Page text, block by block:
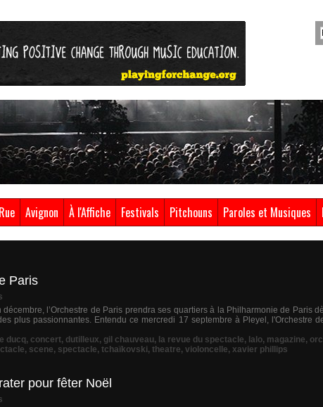
Avignon À l'Affiche Festivals Pitchouns Paroles et Musiques
Paris
l’Orchestre de Paris prendra ses quartiers à la Philharmonie de Paris
plus passionnantes. Entendu ce mercredi 17 septembre à Pleyel, l'Orchestre
ducq, concert, dutilleux, gil chauveau, la revue du spectacle, lalo, magazine,
, scene, spectacle, tchaïkovski, theatre, violoncelle, xavier phillips
pour fêter Noël